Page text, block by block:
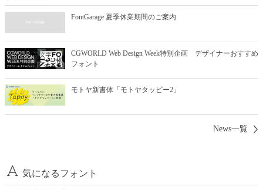
FontGarage 夏季休業期間のご案内
CGWORLD Web Design Week特別企画 デザイナーおすすめ
フォント
モトヤ新書体「モトヤタッピー2」
News一覧
気になるフォント